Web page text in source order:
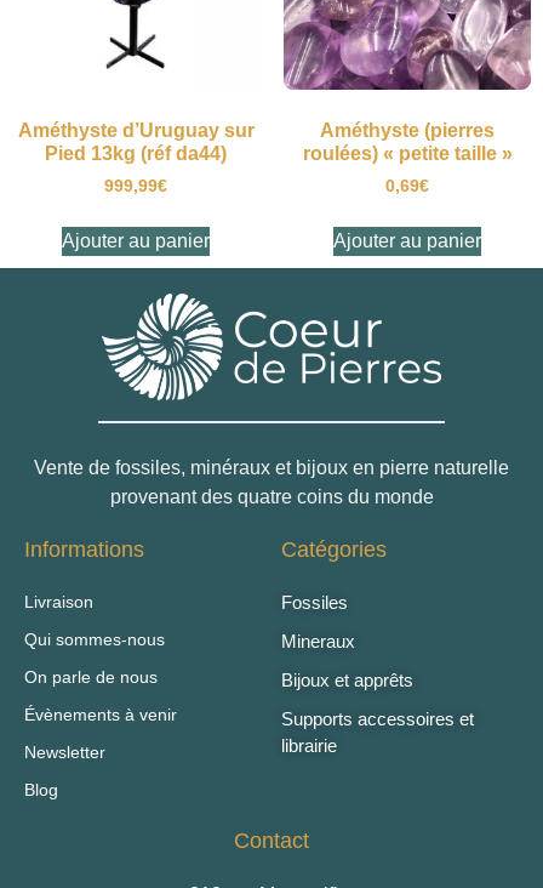
Améthyste d’Uruguay sur
Pied 13kg (réf da44)
999,99€
Ajouter au panier
Améthyste (pierres
roulées) « petite taille »
0,69€
Ajouter au panier
Vente de fossiles, minéraux et bijoux en pierre naturelle
provenant des quatre coins du monde
Informations
Livraison
Qui sommes-nous
On parle de nous
Évènements à venir
Newsletter
Blog
Catégories
Fossiles
Mineraux
Bijoux et apprêts
Supports accessoires et
librairie
Contact